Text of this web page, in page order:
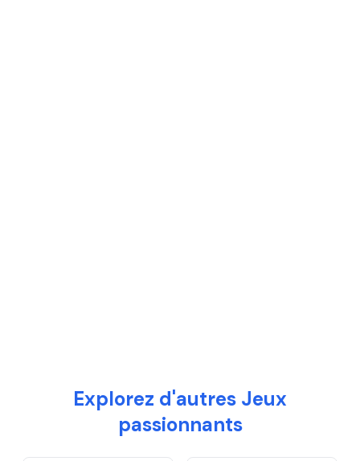
Explorez d'autres Jeux
passionnants